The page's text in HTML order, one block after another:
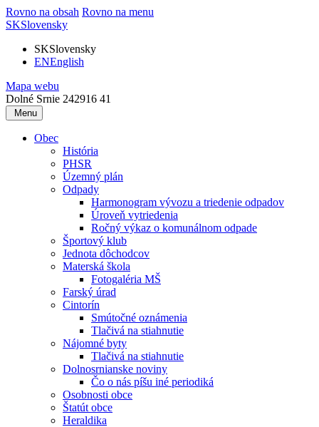
Rovno na obsah Rovno na menu
SKSlovensky
SKSlovensky
ENEnglish
Mapa webu
Dolné Srnie 242916 41
Menu
Obec
História
PHSR
Územný plán
Odpady
Harmonogram vývozu a triedenie odpadov
Úroveň vytriedenia
Ročný výkaz o komunálnom odpade
Športový klub
Jednota dôchodcov
Materská škola
Fotogaléria MŠ
Farský úrad
Cintorín
Smútočné oznámenia
Tlačivá na stiahnutie
Nájomné byty
Tlačivá na stiahnutie
Dolnosrnianske noviny
Čo o nás píšu iné periodiká
Osobnosti obce
Štatút obce
Heraldika